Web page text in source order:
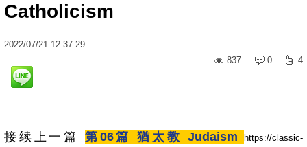
Catholicism
2022/07/21 12:37:29
837
0 4
接续上一篇 第06篇 猶太教 Judaism
https://classic-